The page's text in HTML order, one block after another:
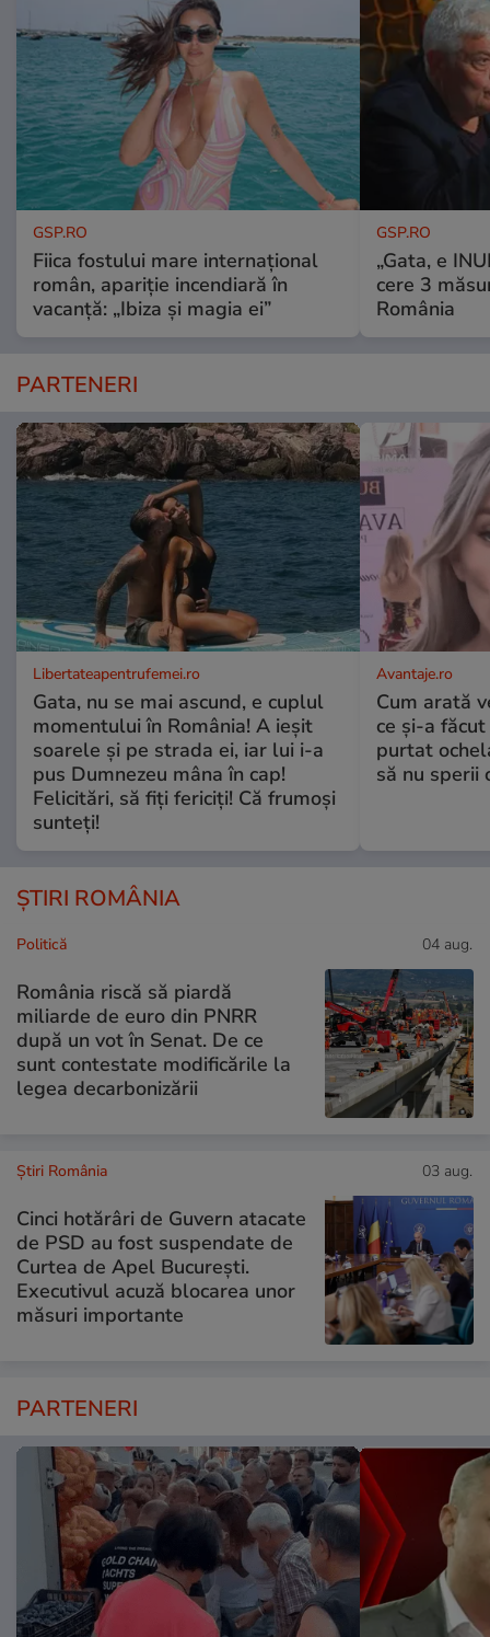
GSP.RO
Fiica fostului mare internațional
român, apariție incendiară în
vacanță: „Ibiza și magia ei”
GSP.RO
„Gata, e
cere 3
România
PARTENERI
Libertateapentrufemei.ro
Gata, nu se mai ascund, e cuplul
momentului în România! A ieșit
soarele și pe strada ei, iar lui i-a
pus Dumnezeu mâna în cap!
Felicitări, să fiți fericiți! Că frumoși
sunteți!
Avantaje.ro
Cum arată
ce și-a
purtat
să nu sperii
ȘTIRI ROMÂNIA
Politică 04 aug.
România riscă să piardă
miliarde de euro din PNRR
după un vot în Senat. De ce
sunt contestate modificările la
legea decarbonizării
Știri România 03 aug.
Cinci hotărâri de Guvern atacate
de PSD au fost suspendate de
Curtea de Apel București.
Executivul acuză blocarea unor
măsuri importante
PARTENERI